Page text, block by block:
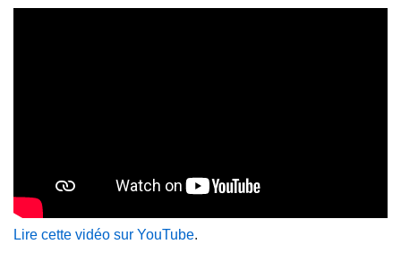
Lire cette vidéo sur YouTube.